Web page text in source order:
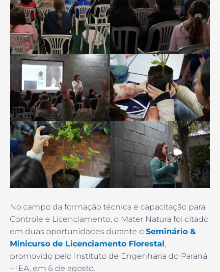
No campo da formação técnica e capacitação para
Controle e Licenciamento, o Mater Natura foi citado
em duas oportunidades durante o Seminário &
Minicurso de Licenciamento Florestal,
promovido pelo Instituto de Engenharia do Paraná
– IEA, em 6 de agosto.